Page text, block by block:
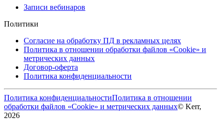
Записи вебинаров
Политики
Согласие на обработку ПД в рекламных целях
Политика в отношении обработки файлов «Cookie» и
метрических данных
Договор-оферта
Политика конфиденциальности
Политика конфиденциальностиПолитика в отношении
обработки файлов «Cookie» и метрических данных© Kerr,
2026